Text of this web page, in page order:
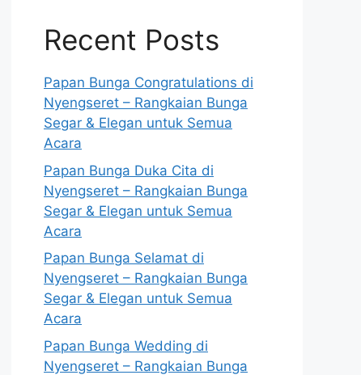
Recent Posts
Papan Bunga Congratulations di
Nyengseret – Rangkaian Bunga
Segar & Elegan untuk Semua
Acara
Papan Bunga Duka Cita di
Nyengseret – Rangkaian Bunga
Segar & Elegan untuk Semua
Acara
Papan Bunga Selamat di
Nyengseret – Rangkaian Bunga
Segar & Elegan untuk Semua
Acara
Papan Bunga Wedding di
Nyengseret – Rangkaian Bunga